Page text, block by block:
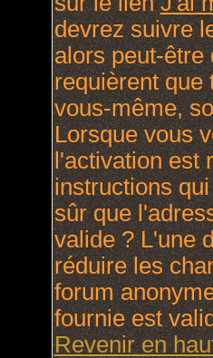
devrez suivre
alors peut-être
requièrent que
vous-même,
Lorsque vous
l'activation est
instructions
sûr que
valide ? L'une
réduire les
forum
fournie est
Revenir en